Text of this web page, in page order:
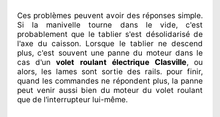
Ces problèmes peuvent avoir des réponses simple.
Si la manivelle tourne dans le vide, c'est
probablement que le tablier s'est désolidariséde
l'axe du caisson. Lorsque le tablier ne descend
plus, c'est souvent une panne du moteur dans le
cas d'unvolet roulant électrique Clasville, ou
alors, les lames sont sortie des rails. pour finir,
quand les commandes ne répondent plus, la panne
peut venir aussi bien du moteur du volet roulant
que de l'interrupteur lui-même.